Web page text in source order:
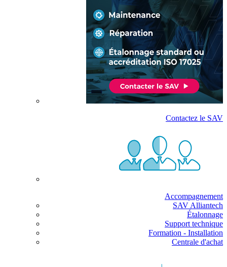
Contactez le SAV
Accompagnement
SAV Alliantech
Étalonnage
Support technique
Formation - Installation
Centrale d'achat